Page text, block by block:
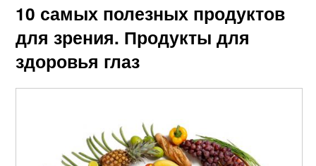
10 самых полезных продуктов
для зрения. Продукты для
здоровья глаз